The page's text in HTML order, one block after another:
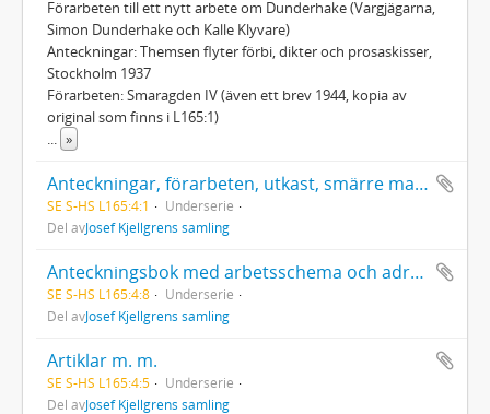
Förarbeten till ett nytt arbete om Dunderhake (Vargjägarna,
Simon Dunderhake och Kalle Klyvare)
Anteckningar: Themsen flyter förbi, dikter och prosaskisser,
Stockholm 1937
Förarbeten: Smaragden IV (även ett brev 1944, kopia av
original som finns i L165:1)
»
Anteckningar, förarbeten, utkast, smärre manuskript m. m.
SE S-HS L165:4:1
Underserie
Del avJosef Kjellgrens samling
Anteckningsbok med arbetsschema och adresser.
SE S-HS L165:4:8
Underserie
Del avJosef Kjellgrens samling
Artiklar m. m.
SE S-HS L165:4:5
Underserie
Del avJosef Kjellgrens samling